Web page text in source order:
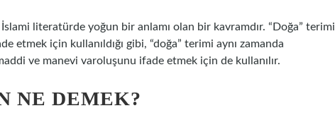
literatürde yoğun bir anlamı olan bir kavramdır. “Doğa” terimi
etmek için kullanıldığı gibi, “doğa” terimi aynı zamanda
ve manevi varoluşunu ifade etmek için de kullanılır.
NE DEMEK?